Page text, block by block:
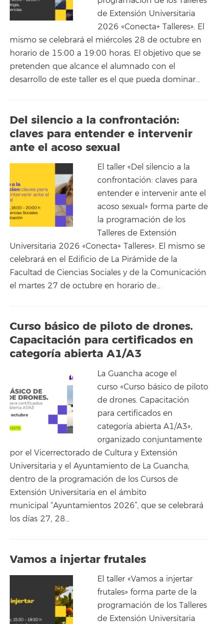
de Extensión Universitaria
2026 «Conecta+ Talleres». El
mismo se celebrará el miércoles 28 de octubre en
horario de 15:00 a 19:00 horas. El objetivo que se
pretenden que alcance el alumnado con el
desarrollo de este taller es el que pueda dominar…
Del silencio a la confrontación:
claves para entender e intervenir
ante el acoso sexual
El taller «Del silencio a la
confrontación: claves para
entender e intervenir ante el
acoso sexual» forma parte de
la programación de los
Talleres de Extensión
Universitaria 2026 «Conecta+ Talleres». El mismo se
celebrará en el Edificio de La Pirámide de la
Facultad de Ciencias Sociales y de la Comunicación
el martes 27 de octubre en horario de…
Curso básico de piloto de drones.
Capacitación para certificados en
categoría abierta A1/A3
La Guancha acoge el
curso «Curso básico de piloto
de drones. Capacitación
para certificados en
categoría abierta A1/A3»,
organizado conjuntamente
por el Vicerrectorado de Cultura y Extensión
Universitaria y el Ayuntamiento de La Guancha,
dentro de la programación de los Cursos de
Extensión Universitaria en el ámbito
municipal “Ayuntamientos 2026”, que se celebrará
los días 27, 28…
Vamos a injertar frutales
El taller «Vamos a injertar
frutales» forma parte de la
programación de los Talleres
de Extensión Universitaria